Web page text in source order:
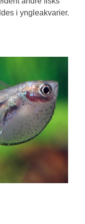
i yngleakvarier.